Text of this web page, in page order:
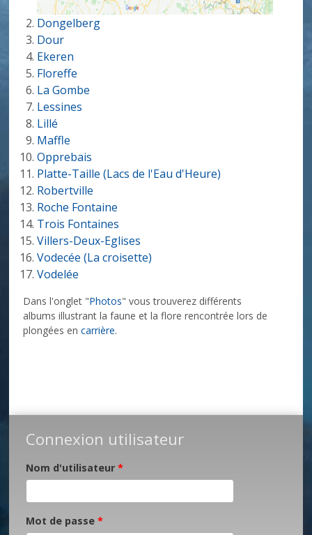
Dongelberg
Dour
Ekeren
Floreffe
La Gombe
Lessines
Lillé
Maffle
Opprebais
Platte-Taille (Lacs de l'Eau d'Heure)
Robertville
Roche Fontaine
Trois Fontaines
Villers-Deux-Eglises
Vodecée (La croisette)
Vodelée
Dans l'onglet "Photos" vous trouverez différents
albums illustrant la faune et la flore rencontrée lors de
plongées encarrière.
Connexion utilisateur
Nom d'utilisateur*
Mot de passe*